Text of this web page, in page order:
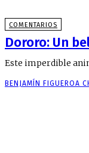
COMENTARIOS
Dororo: Un
Este imperdible
BENJAMÍN FIGUEROA